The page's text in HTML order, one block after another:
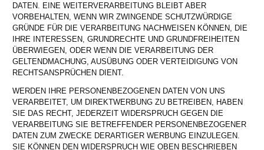
DATEN. EINE WEITERVERARBEITUNG BLEIBT ABER
VORBEHALTEN, WENN WIR ZWINGENDE SCHUTZWÜRDIGE
GRÜNDE FÜR DIE VERARBEITUNG NACHWEISEN KÖNNEN, DIE
IHRE INTERESSEN, GRUNDRECHTE UND GRUNDFREIHEITEN
ÜBERWIEGEN, ODER WENN DIE VERARBEITUNG DER
GELTENDMACHUNG, AUSÜBUNG ODER VERTEIDIGUNG VON
RECHTSANSPRÜCHEN DIENT.
WERDEN IHRE PERSONENBEZOGENEN DATEN VON UNS
VERARBEITET, UM DIREKTWERBUNG ZU BETREIBEN, HABEN
SIE DAS RECHT, JEDERZEIT WIDERSPRUCH GEGEN DIE
VERARBEITUNG SIE BETREFFENDER PERSONENBEZOGENER
DATEN ZUM ZWECKE DERARTIGER WERBUNG EINZULEGEN.
SIE KÖNNEN DEN WIDERSPRUCH WIE OBEN BESCHRIEBEN